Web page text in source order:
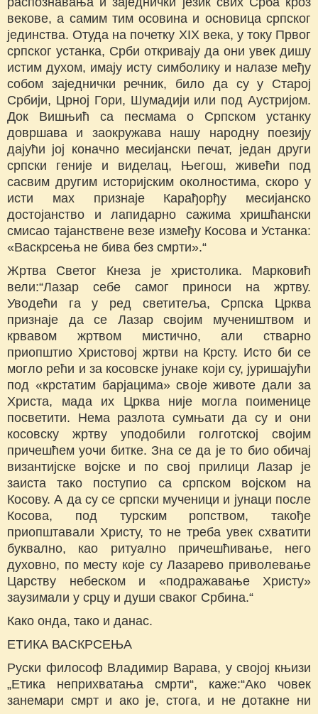
векове, а самим тим осовина и основица српског
јединства. Отуда на почетку XIX века, у току Првог
српског устанка, Срби откривају да они увек дишу
истим духом, имају исту симболику и налазе међу
собом заједнички речник, било да су у Старој
Србији, Црној Гори, Шумадији или под Аустријом.
Док Вишњић са песмама о Српском устанку
довршава и заокружава нашу народну поезију
дајући јој коначно месијански печат, један други
српски геније и виделац, Његош, живећи под
сасвим другим историјским околностима, скоро у
исти мах признаје Карађорђу месијанско
достојанство и лапидарно сажима хришћански
смисао тајанствене везе између Косова и Устанка:
«Васкрсења не бива без смрти».“
Жртва Светог Кнеза је христолика. Марковић
вели:“Лазар себе самог приноси на жртву.
Уводећи га у ред светитеља, Српска Црква
признаје да се Лазар својим мучеништвом и
крвавом жртвом мистично, али стварно
приопштио Христовој жртви на Крсту. Исто би се
могло рећи и за косовске јунаке који су, јуришајући
под «крстатим барјацима» своје животе дали за
Христа, мада их Црква није могла поименице
посветити. Нема разлота сумњати да су и они
косовску жртву уподобили голготској својим
причешћем уочи битке. Зна се да је то био обичај
византијске војске и по свој прилици Лазар је
заиста тако поступио са српском војском на
Косову. А да су се српски мученици и јунаци после
Косова, под турским ропством, такође
приопштавали Христу, то не треба увек схватити
буквално, као ритуално причешћивање, него
духовно, по месту које су Лазарево приволевање
Царству небеском и «подражавање Христу»
заузимали у срцу и души сваког Србина.“
Како онда, тако и данас.
ЕТИКА ВАСКРСЕЊА
Руски философ Владимир Варава, у својој књизи
„Етика неприхватања смрти“, каже:“Ако човек
занемари смрт и ако је, стога, и не дотакне ни